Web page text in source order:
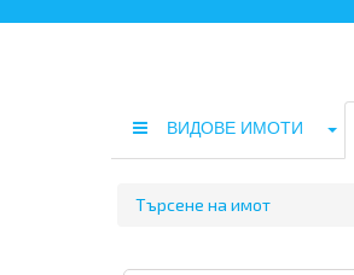
ВИДОВЕ ИМОТИ
Търсене на имот